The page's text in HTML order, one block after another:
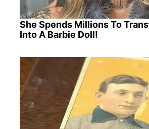
She Spends Millions To
Into A Barbie Doll!